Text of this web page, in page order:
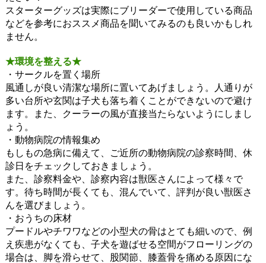
スターターグッズは実際にブリーダーで使用している商品
などを参考におススメ商品を聞いてみるのも良いかもしれ
ません。
★環境を整える★
・サークルを置く場所
風通しが良い清潔な場所に置いてあげましょう。人通りが
多い台所や玄関は子犬も落ち着くことができないので避け
ます。また、クーラーの風が直接当たらないようにしまし
ょう。
・動物病院の情報集め
もしもの急病に備えて、ご近所の動物病院の診察時間、休
診日をチェックしておきましょう。
また、診察料金や、診察内容は獣医さんによって様々で
す。待ち時間が長くても、混んでいて、評判が良い獣医さ
んを選びましょう。
・おうちの床材
プードルやチワワなどの小型犬の骨はとても細いので、例
え疾患がなくても、子犬を遊ばせる空間がフローリングの
場合は、脚を滑らせて、股関節、膝蓋骨を痛める原因にな